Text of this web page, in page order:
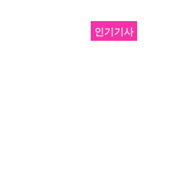
인기기사